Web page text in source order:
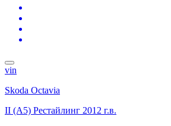
vin
Skoda Octavia
II (A5) Рестайлинг 2012 г.в.